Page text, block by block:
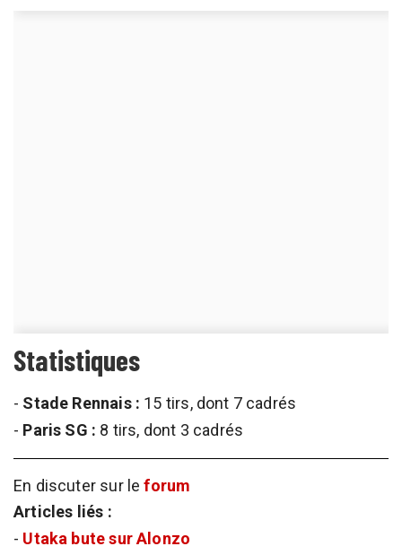
Statistiques
- Stade Rennais : 15 tirs, dont 7 cadrés
- Paris SG : 8 tirs, dont 3 cadrés
En discuter sur leforum
Articles liés :
- Utaka bute sur Alonzo